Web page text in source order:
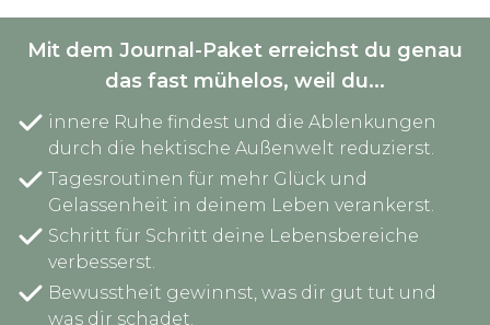
Mit dem Journal-Paket erreichst du genau
das fast mühelos, weil du...
innere Ruhe findest und die Ablenkungen
durch die hektische Außenwelt reduzierst.
Tagesroutinen für mehr Glück und
Gelassenheit in deinem Leben verankerst.
Schritt für Schritt deine Lebensbereiche
verbesserst.
Bewusstheit gewinnst, was dir gut tut und
was dir schadet.